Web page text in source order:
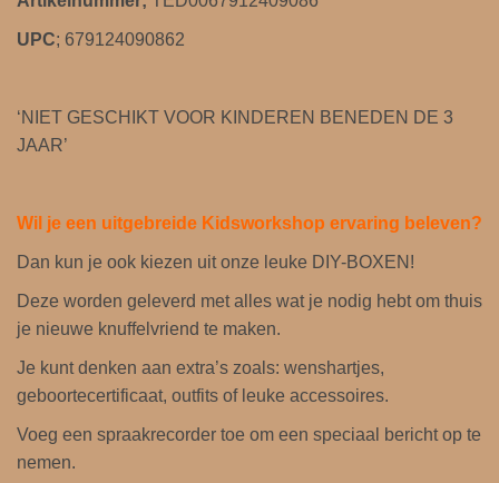
g
.
0
c
m
f
f
UPC; 679124090862
‘NIET GESCHIKT VOOR KINDEREN BENEDEN DE 3
JAAR’
Wil je een uitgebreide Kidsworkshop ervaring beleven?
Dan kun je ook kiezen uit onze leuke DIY-BOXEN!
Deze worden geleverd met alles wat je nodig hebt om thuis
je nieuwe knuffelvriend te maken.
Je kunt denken aan extra’s zoals: wenshartjes,
geboortecertificaat, outfits of leuke accessoires.
Voeg een spraakrecorder toe om een ​​speciaal bericht op te
nemen.